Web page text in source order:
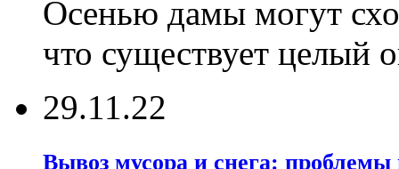
Осенью дамы могут
что существует целый
29.11.22
Вывоз мусора и снега: